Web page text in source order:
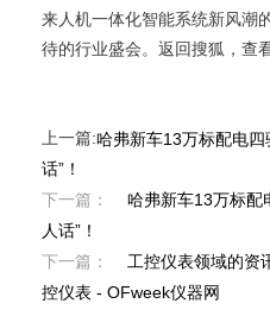
来人机一体化智能系统新风潮
待的行业盛会。返回搜狐，查
上一篇:哈弗新车13万标配电四
话”！
下一篇：
哈弗新车13万标配
人话”！
下一篇：
工控仪表领域的资
控仪表 - OFweek仪器网